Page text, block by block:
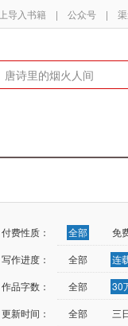
导入书籍 | 公众号 |
付费性质： 全部
免
写作进度：
全部
连
作品字数：
全部
30
更新时间：
全部
三